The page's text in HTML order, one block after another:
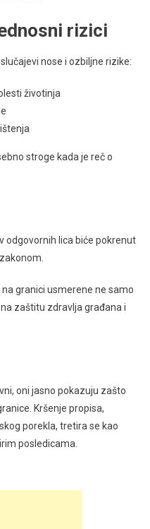
rizici
nose i ozbiljne rizike:
životinja
stroge kada je reč o
odgovornih lica biće pokrenut
granici usmerene ne samo
zaštitu zdravlja građana i
oni jasno pokazuju zašto
Kršenje propisa,
porekla, tretira se kao
posledicama.